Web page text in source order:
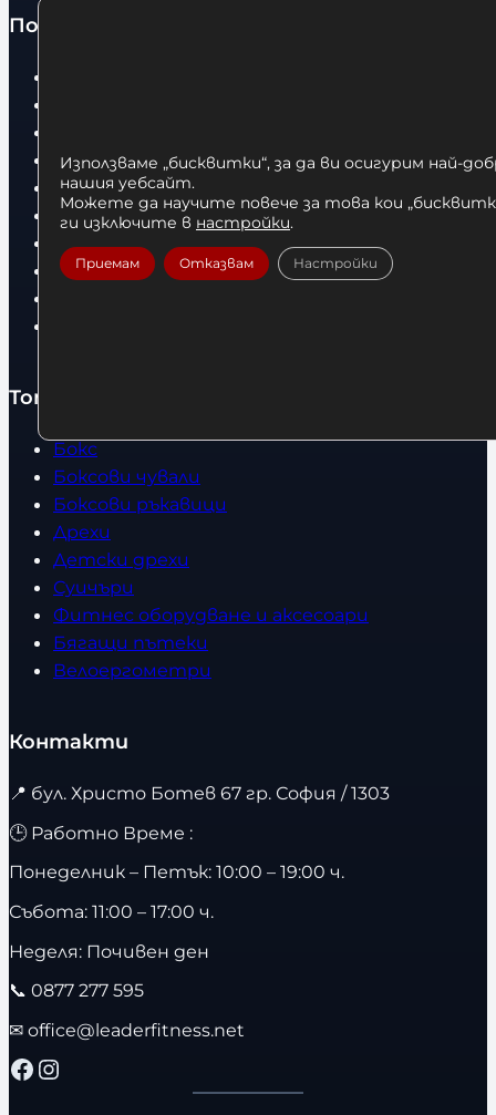
Полезно
Политика за поверителност
Доставка
Условия за връщане
За нас
Оборудвани обекти
Топ категории
Бокс
Боксови чували
Боксови ръкавици
Дрехи
Детски дрехи
Суичъри
Фитнес оборудване и аксесоари
Бягащи пътеки
Велоергометри
Контакти
📍 бул. Христо Ботев 67 гр. София / 1303
🕒 Работно Време :
Понеделник – Петък: 10:00 – 19:00 ч.
Събота: 11:00 – 17:00 ч.
Неделя: Почивен ден
📞 0877 277 595
✉ office@leaderfitness.net
Facebook Instagram
Използваме „бисквитки“, за да ви осигурим най-
нашия уебсайт.
Можете да научите повече за това кои
ги изключите в настройки.
Приемам Отказвам Настройки